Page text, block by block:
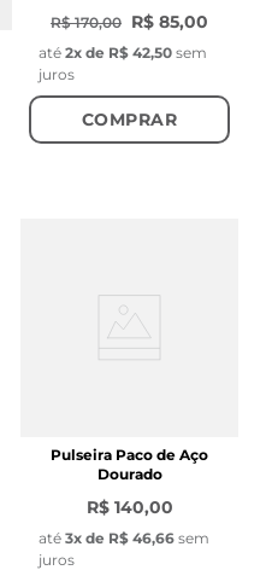
R$ 170,00 R$ 85,00
até 2x de R$ 42,50 sem
juros
COMPRAR
Pulseira Paco de Aço
Dourado
R$ 140,00
até 3x de R$ 46,66 sem
juros